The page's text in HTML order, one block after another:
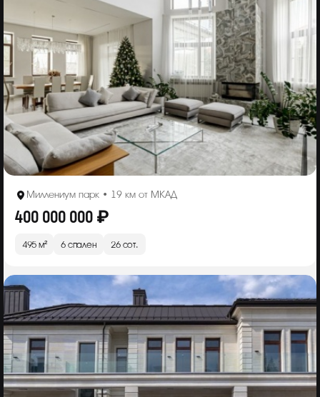
Миллениум парк • 19 км от МКАД
400 000 000 ₽
495 м² 6 спален 26 сот.